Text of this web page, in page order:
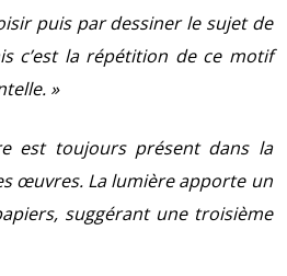
puis par dessiner le sujet de
c’est la répétition de ce motif
»
est toujours présent dans la
œuvres. La lumière apporte un
suggérant une troisième